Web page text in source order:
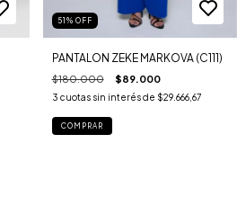
51 % OFF
PANTALON ZEKE MARKOVA (C111)
$180.000 $89.000
3 cuotas sin interés de $29.666,67
COMPRAR